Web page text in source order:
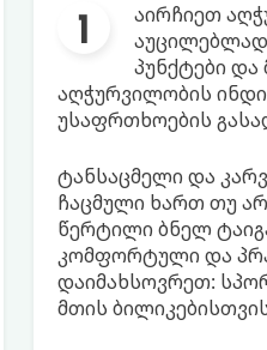
აირჩიეთ
აუცილებლად
პუნქტები
აღჭურვილობის
უსაფრთხოების
ტანსაცმელი და
ჩაცმული ხართ თუ
წერტილი ბნელ
კომფორტული და
დაიმახსოვრეთ:
მთის